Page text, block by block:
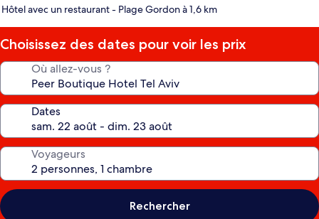
Hôtel avec un restaurant - Plage Gordon à 1,6 km
Choisissez des dates pour voir les prix
Où allez-vous ?
Dates
Voyageurs
Rechercher